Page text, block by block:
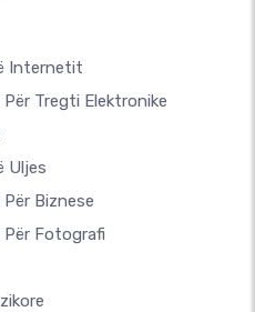
Internetit
Tregti Elektronike
Uljes
Biznese
Fotografi